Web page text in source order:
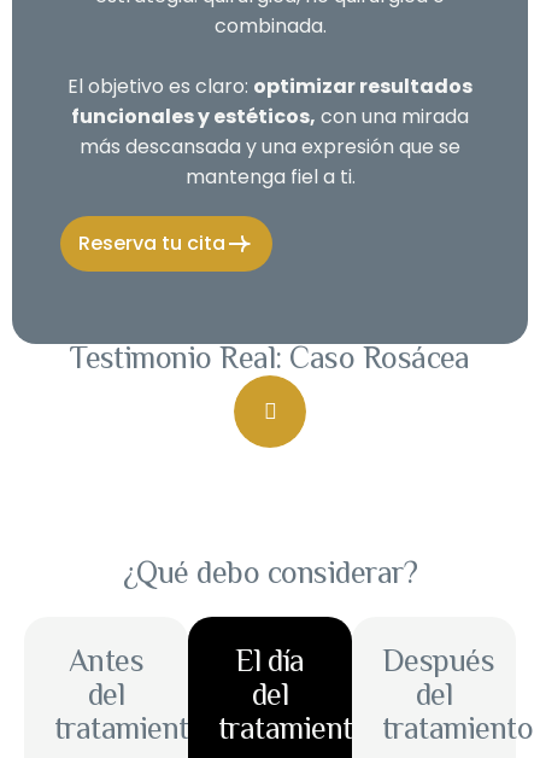
combinada.
El objetivo es claro: optimizar resultados
funcionales y estéticos, con una mirada
más descansada y una expresión que se
mantenga fiel a ti.
Reserva tu cita
Testimonio Real: Caso Rosácea
¿Qué debo considerar?
Antes
del
tratamiento
El día
del
tratamiento
Después
del
tratamiento